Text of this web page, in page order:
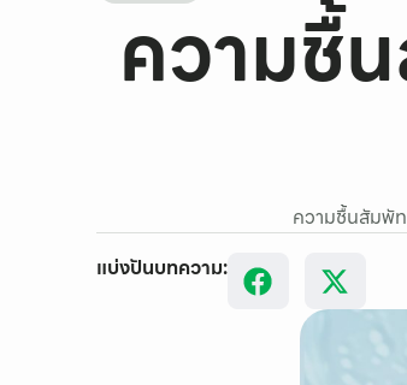
ความชื้
ความชื้นสัมพั
แบ่งปันบทความ: